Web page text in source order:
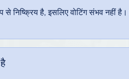
निष्क्रिय है, इसलिए वोटिंग संभव नहीं